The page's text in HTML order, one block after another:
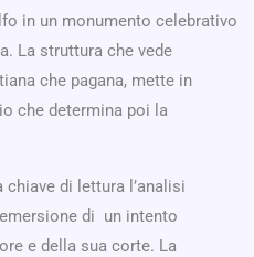
in un monumento celebrativo
La struttura che vede
che pagana, mette in
che determina poi la
chiave di lettura l’analisi
di un intento
e della sua corte. La